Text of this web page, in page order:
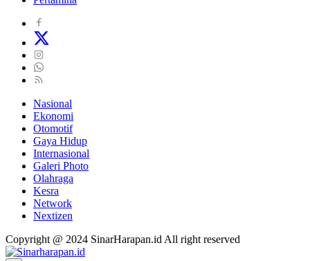
Nasional
Ekonomi
Otomotif
Gaya Hidup
Internasional
Galeri Photo
Olahraga
Kesra
Network
Nextizen
Copyright @ 2024 SinarHarapan.id All right reserved